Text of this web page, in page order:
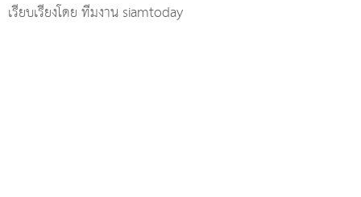
เรียบเรียงโดย ทีมงาน siamtoday